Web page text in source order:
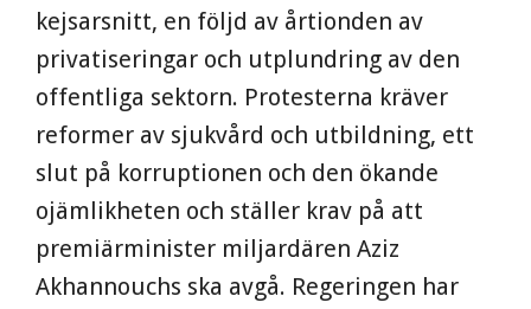
kejsarsnitt, en följd av årtionden av
privatiseringar och utplundring av den
offentliga sektorn. Protesterna kräver
reformer av sjukvård och utbildning, ett
slut på korruptionen och den ökande
ojämlikheten och ställer krav på att
premiärminister miljardären Aziz
Akhannouchs ska avgå. Regeringen har